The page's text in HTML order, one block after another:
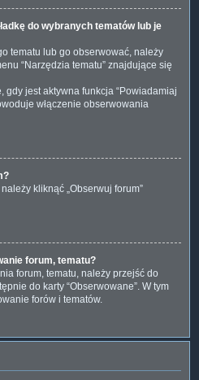
do wybranych tematów lub je
tematu lub go obserwować, należy
“Narzędzia tematu” znajdujące się
jest aktywna funkcja “Powiadamiaj
włączenie obserwowania
kliknąć „Obserwuj forum”
forum, tematu?
forum, tematu, należy przejść do
do karty “Obserwowane”. W tym
forów i tematów.